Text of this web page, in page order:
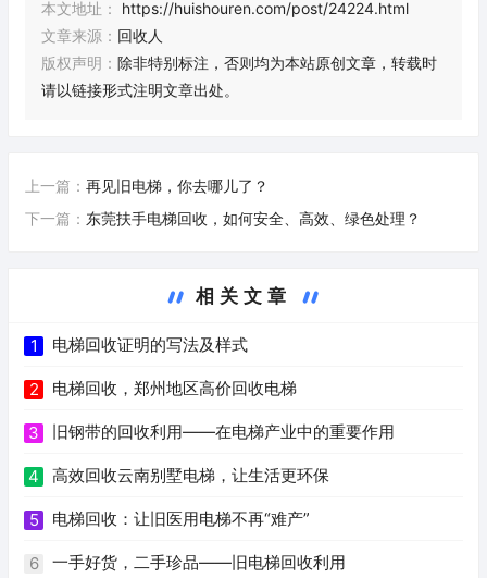
本文地址：
https://huishouren.com/post/24224.html
文章来源： 回收人
版权声明： 除非特别标注，否则均为本站原创文章，转载时
请以链接形式注明文章出处。
上一篇： 再见旧电梯，你去哪儿了？
下一篇： 东莞扶手电梯回收，如何安全、高效、绿色处理？
相关文章
1 电梯回收证明的写法及样式
2 电梯回收，郑州地区高价回收电梯
3 旧钢带的回收利用——在电梯产业中的重要作用
4 高效回收云南别墅电梯，让生活更环保
5 电梯回收：让旧医用电梯不再“难产”
6 一手好货，二手珍品——旧电梯回收利用